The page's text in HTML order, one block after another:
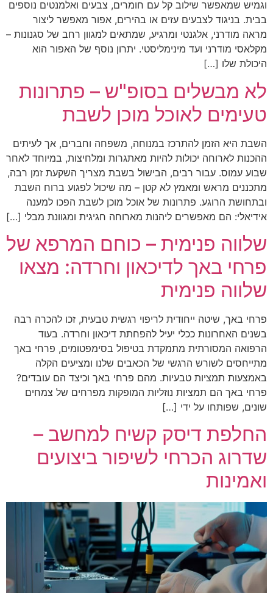
וגמיש שמאפשר שילוב קל עם חומרים, צבעים ואלמנטים נוספים
בבית. בניגוד לצבעים עזים או בהירים, אפור מאפשר ליצור
מראה מודרני, אלגנטי ומרגיע, שמתאים למגוון רחב של סגנונות –
מקלאסי מודרני ועד מינימליסטי. יתרון נוסף של האפור הוא
היכולת שלו […]
לא מבשלים בסופ"ש – פתרונות
טעימים לאוכל מוכן לשבת
השבת היא הזמן להתרכז במנוחה, משפחה וחברים, אך לעיתים
ההכנות לארוחה יכולות להיות מאתגרות ומלחיצות, במיוחד לאחר
שבוע עמוס. עבור רבים, הבישול בשבת מצריך השקעת זמן רבה,
מתכננים מראש ומאמץ לא קטן – מה שיכול לפגוע ברוח השבת
ובתחושת הרוגע. פתרונות של אוכל מוכן לשבת הפכו למענה
אידיאלי: הם מאפשרים ליהנות מארוחה חגיגית ומגוונת מבלי […]
שלווה פנימית – כוחם המרפא של
פרחי באך לדיכאון וחרדה: מצאו
שלווה פנימית
פרחי באך, שיטה ייחודית לריפוי רגשית טבעית, זכו להכרה רבה
בשנים האחרונות ככלי יעיל להפחתת דיכאון וחרדה. בעוד
הרפואה המסורתית מתמקדת בטיפול בסימפטומים, פרחי באך
מתייחסים לשורש הרגשי של הכאבים שלנו ומציעים הקלה
באמצעות תמציות טבעיות. מהם פרחי באך וכיצד הם עובדים?
פרחי באך הם תמציות נוזליות המופקות מפרחים של צמחים
שונים, שפותחו על ידי […]
החלפת דיסק קשיח למחשב –
שדרוג הכרחי לשיפור ביצועים
ואמינות